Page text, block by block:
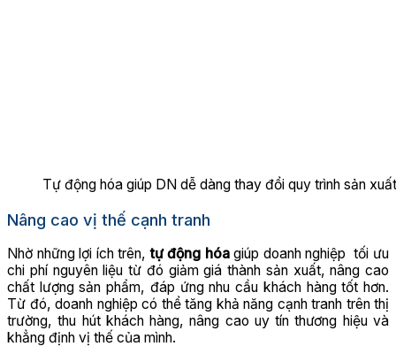
Tự động hóa giúp DN dễ dàng thay đổi quy trình sản xuất
Nâng cao vị thế cạnh tranh
Nhờ những lợi ích trên, tự động hóagiúp doanh nghiệp tối ưu
chi phí nguyên liệu từ đó giảm giá thành sản xuất, nâng cao
chất lượng sản phẩm, đáp ứng nhu cầu khách hàng tốt hơn.
Từ đó, doanh nghiệp có thể tăng khả năng cạnh tranh trên thị
trường, thu hút khách hàng, nâng cao uy tín thương hiệu và
khẳng định vị thế của mình.